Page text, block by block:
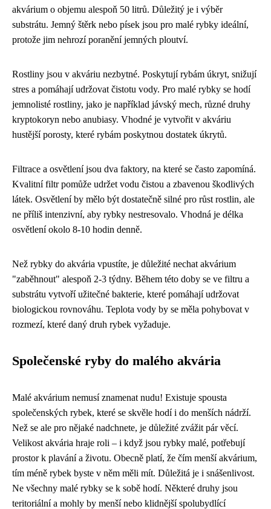
akvárium o objemu alespoň 50 litrů. Důležitý je i výběr
substrátu. Jemný štěrk nebo písek jsou pro malé rybky ideální,
protože jim nehrozí poranění jemných ploutví.
Rostliny jsou v akváriu nezbytné. Poskytují rybám úkryt, snižují
stres a pomáhají udržovat čistotu vody. Pro malé rybky se hodí
jemnolisté rostliny, jako je například jávský mech, různé druhy
kryptokoryn nebo anubiasy. Vhodné je vytvořit v akváriu
hustější porosty, které rybám poskytnou dostatek úkrytů.
Filtrace a osvětlení jsou dva faktory, na které se často zapomíná.
Kvalitní filtr pomůže udržet vodu čistou a zbavenou škodlivých
látek. Osvětlení by mělo být dostatečně silné pro růst rostlin, ale
ne příliš intenzivní, aby rybky nestresovalo. Vhodná je délka
osvětlení okolo 8-10 hodin denně.
Než rybky do akvária vpustíte, je důležité nechat akvárium
"zaběhnout" alespoň 2-3 týdny. Během této doby se ve filtru a
substrátu vytvoří užitečné bakterie, které pomáhají udržovat
biologickou rovnováhu. Teplota vody by se měla pohybovat v
rozmezí, které daný druh rybek vyžaduje.
Společenské ryby do malého akvária
Malé akvárium nemusí znamenat nudu! Existuje spousta
společenských rybek, které se skvěle hodí i do menších nádrží.
Než se ale pro nějaké nadchnete, je důležité zvážit pár věcí.
Velikost akvária hraje roli – i když jsou rybky malé, potřebují
prostor k plavání a životu. Obecně platí, že čím menší akvárium,
tím méně rybek byste v něm měli mít. Důležitá je i snášenlivost.
Ne všechny malé rybky se k sobě hodí. Některé druhy jsou
teritoriální a mohly by menší nebo klidnější spolubydlící